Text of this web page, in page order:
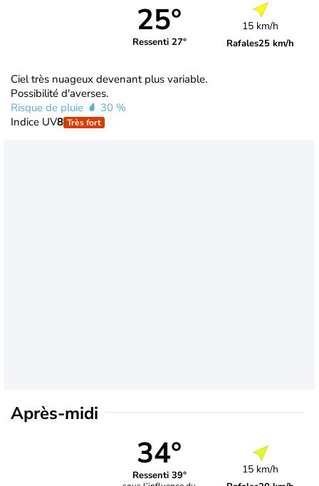
25°
Ressenti 27°
15 km/h
Rafales25 km/h
Ciel très nuageux devenant plus variable.
Possibilité d'averses.
Risque de pluie
30 %
Indice UV8 Très fort
Après-midi
34°
Ressenti 39° 15 km/h